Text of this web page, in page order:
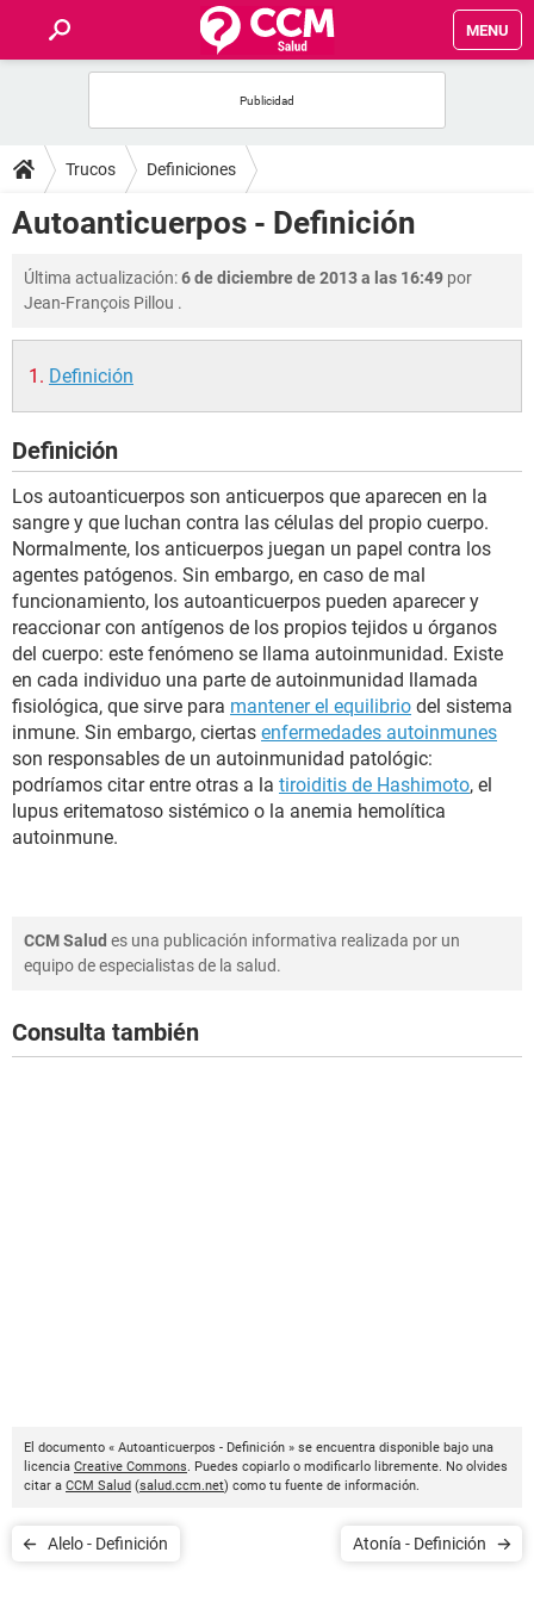
MENU
FOROS
SALUD
FAMILIA
NUTRICIÓN
SEXUALIDAD
GLOSARIO
Trucos Definiciones
Autoanticuerpos - Definición
Última actualización:6 de diciembre de 2013 a las 16:49 por
Jean-François Pillou .
Definición
Definición
Los autoanticuerpos son anticuerpos que aparecen en la
sangre y que luchan contra las células del propio cuerpo.
Normalmente, los anticuerpos juegan un papel contra los
agentes patógenos. Sin embargo, en caso de mal
funcionamiento, los autoanticuerpos pueden aparecer y
reaccionar con antígenos de los propios tejidos u órganos
del cuerpo: este fenómeno se llama autoinmunidad. Existe
en cada individuo una parte de autoinmunidad llamada
fisiológica, que sirve para mantener el equilibrio del sistema
inmune. Sin embargo, ciertas enfermedades autoinmunes
son responsables de un autoinmunidad patológic:
podríamos citar entre otras a la tiroiditis de Hashimoto, el
lupus eritematoso sistémico o la anemia hemolítica
autoinmune.
CCM Salud es una publicación informativa realizada por un
equipo de especialistas de la salud.
Consulta también
El documento « Autoanticuerpos - Definición » se encuentra disponible bajo una
licencia Creative Commons. Puedes copiarlo o modificarlo libremente. No olvides
citar a CCM Salud (salud.ccm.net) como tu fuente de información.
Alelo - Definición Atonía - Definición